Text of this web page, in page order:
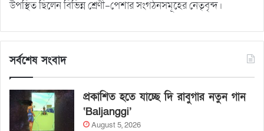
উপস্থিত ছিলেন বিভিন্ন শ্রেণী-পেশার সংগঠনসমূহের নেতৃবৃন্দ।
সর্বশেষ সংবাদ
প্রকাশিত হতে যাচ্ছে দি রাবুগার নতুন গান
‘Baljanggi’
August 5, 2026